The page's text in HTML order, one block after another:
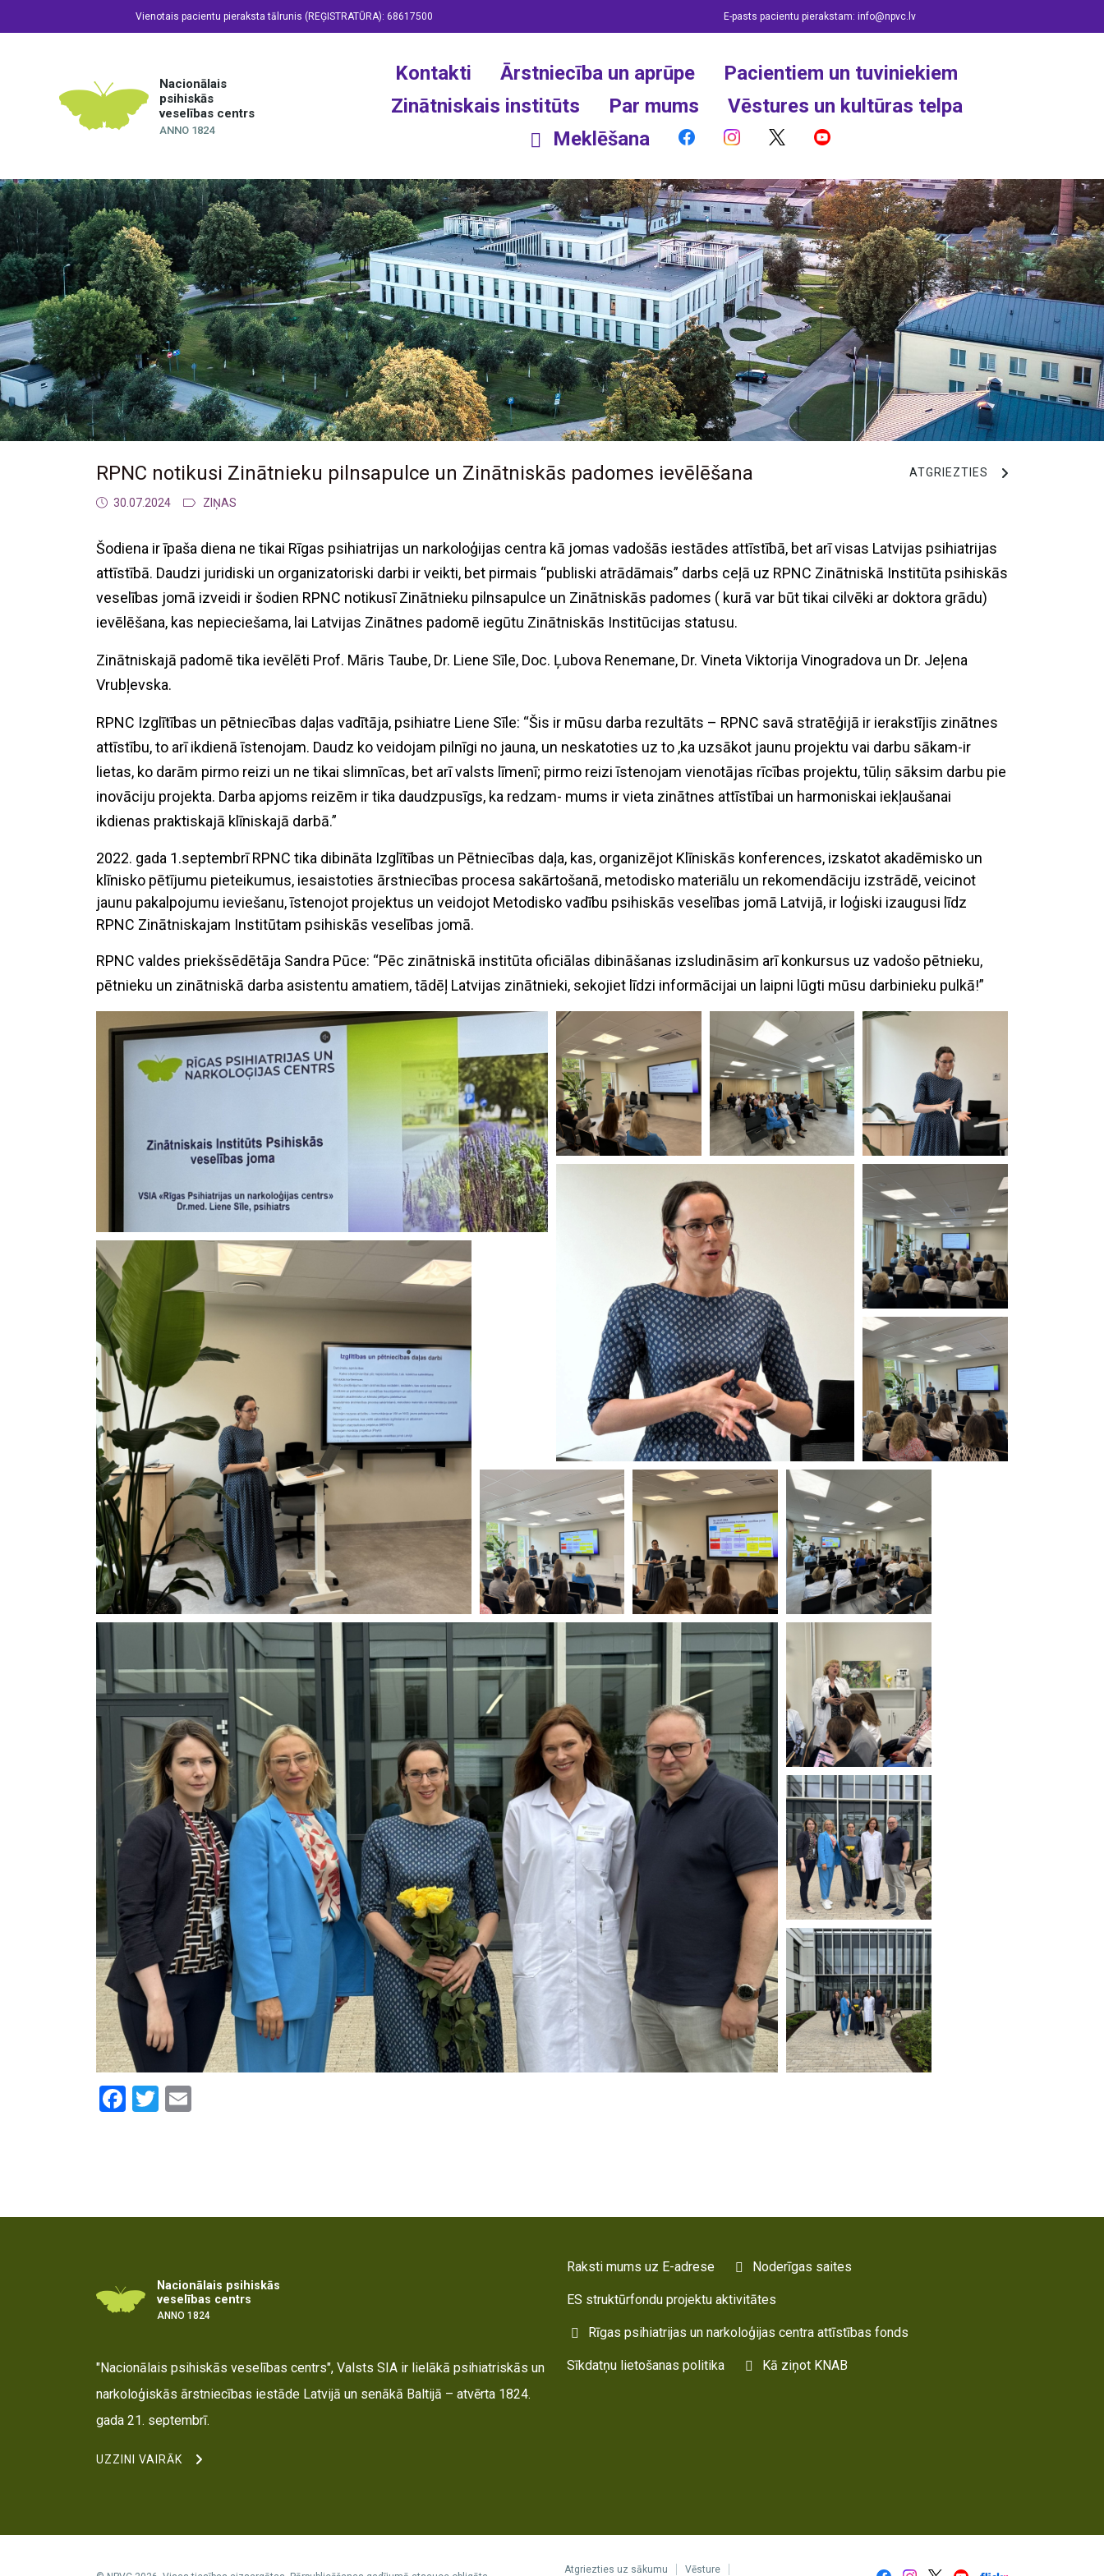
Vienotais pacientu pieraksta tālrunis (REĢISTRATŪRA): 68617500 E-pasts pacientu pierakstam: info@npvc.lv
Nacionālais
psihiskās
veselības centrs
ANNO 1824
Kontakti Ārstniecība un aprūpe
Pacientiem un tuviniekiem
Zinātniskais institūts
Par mums
Vēstures un kultūras telpa
Meklēšana
RPNC notikusi Zinātnieku pilnsapulce un Zinātniskās padomes ievēlēšana ATGRIEZTIES
30.07.2024 ZIŅAS
Šodiena ir īpaša diena ne tikai Rīgas psihiatrijas un narkoloģijas centra kā jomas vadošās iestādes attīstībā, bet arī visas Latvijas psihiatrijas
attīstībā. Daudzi juridiski un organizatoriski darbi ir veikti, bet pirmais “publiski atrādāmais” darbs ceļā uz RPNC Zinātniskā Institūta psihiskās
veselības jomā izveidi ir šodien RPNC notikusī Zinātnieku pilnsapulce un Zinātniskās padomes ( kurā var būt tikai cilvēki ar doktora grādu)
ievēlēšana, kas nepieciešama, lai Latvijas Zinātnes padomē iegūtu Zinātniskās Institūcijas statusu.
Zinātniskajā padomē tika ievēlēti Prof. Māris Taube, Dr. Liene Sīle, Doc. Ļubova Renemane, Dr. Vineta Viktorija Vinogradova un Dr. Jeļena
Vrubļevska.
RPNC Izglītības un pētniecības daļas vadītāja, psihiatre Liene Sīle: “Šis ir mūsu darba rezultāts – RPNC savā stratēģijā ir ierakstījis zinātnes
attīstību, to arī ikdienā īstenojam. Daudz ko veidojam pilnīgi no jauna, un neskatoties uz to ,ka uzsākot jaunu projektu vai darbu sākam-ir
lietas, ko darām pirmo reizi un ne tikai slimnīcas, bet arī valsts līmenī; pirmo reizi īstenojam vienotājas rīcības projektu, tūliņ sāksim darbu pie
inovāciju projekta. Darba apjoms reizēm ir tika daudzpusīgs, ka redzam- mums ir vieta zinātnes attīstībai un harmoniskai iekļaušanai
ikdienas praktiskajā klīniskajā darbā.”
gada 1.septembrī RPNC tika dibināta Izglītības un Pētniecības daļa, kas, organizējot Klīniskās konferences, izskatot akadēmisko un
klīnisko pētījumu pieteikumus, iesaistoties ārstniecības procesa sakārtošanā, metodisko materiālu un rekomendāciju izstrādē, veicinot
jaunu pakalpojumu ieviešanu, īstenojot projektus un veidojot Metodisko vadību psihiskās veselības jomā Latvijā, ir loģiski izaugusi līdz
RPNC Zinātniskajam Institūtam psihiskās veselības jomā.
RPNC valdes priekšsēdētāja Sandra Pūce: “Pēc zinātniskā institūta oficiālas dibināšanas izsludināsim arī konkursus uz vadošo pētnieku,
pētnieku un zinātniskā darba asistentu amatiem, tādēļ Latvijas zinātnieki, sekojiet līdzi informācijai un laipni lūgti mūsu darbinieku pulkā!”
Facebook
Twitter
Nacionālais psihiskās
veselības centrs
ANNO 1824
"Nacionālais psihiskās veselības centrs", Valsts SIA ir lielākā psihiatriskās un
narkoloģiskās ārstniecības iestāde Latvijā un senākā Baltijā – atvērta 1824.
gada 21. septembrī.
UZZINI VAIRĀK
Raksti mums uz E-adrese Noderīgas saites
ES struktūrfondu projektu aktivitātes
Rīgas psihiatrijas un narkoloģijas centra attīstības fonds
Sīkdatņu lietošanas politika Kā ziņot KNAB
Atgriezties uz sākumu Vēsture